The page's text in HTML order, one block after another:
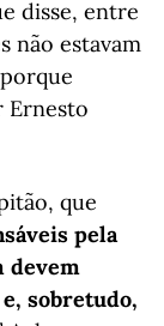
disse, entre
não estavam
Ernesto
que
pela
devem
sobretudo,